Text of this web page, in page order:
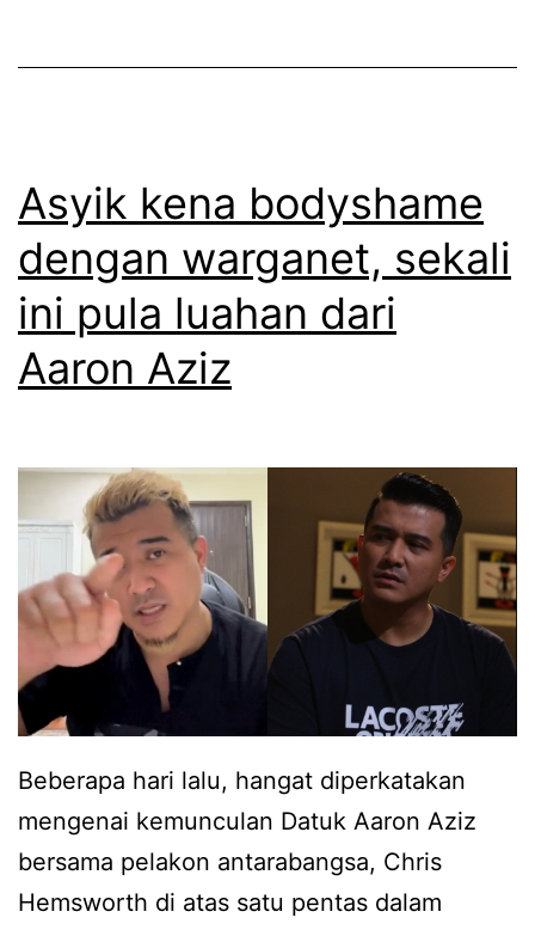
e
e
l
a
s
b
a
b
w
a
,
t
a
k
Asyik kena bodyshame
dengan warganet, sekali
ini pula luahan dari
Aaron Aziz
Beberapa hari lalu, hangat diperkatakan
mengenai kemunculan Datuk Aaron Aziz
bersama pelakon antarabangsa, Chris
Hemsworth di atas satu pentas dalam